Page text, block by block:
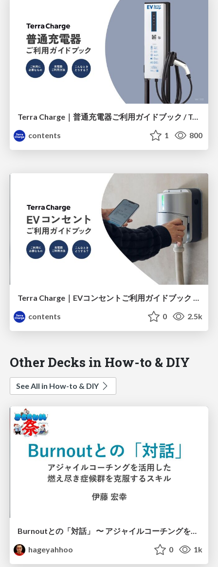
Terra Charge｜普通充電器ご利用ガイドブック / Terra Charge Ordinary Charger Guidebook
contents
1 800
Terra Charge｜EVコンセントご利用ガイドブック / Terra Charge EV Charger Guidebook
contents
0 2.5k
Other Decks in How-to & DIY
See All in How-to & DIY
Burnoutとの「対話」 〜 アジャイルコーチングを活用した、燃え尽き症候群を克服するスキル 〜 / Dialogue with Burnout by Using Agile Coaching Skills
hageyahhoo
0 1k